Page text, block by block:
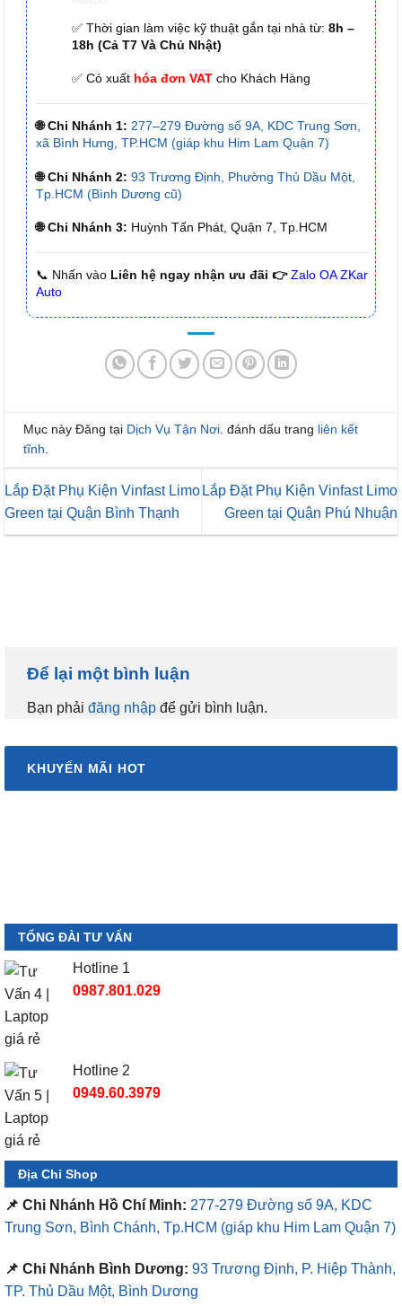
✅ Thời gian làm việc kỹ thuật gắn tại nhà từ: 8h –
18h (Cả T7 Và Chủ Nhật)
✅ Có xuất hóa đơn VAT cho Khách Hàng
🌐 Chi Nhánh 1: 277–279 Đường số 9A, KDC Trung Sơn,
xã Bình Hưng, TP.HCM (giáp khu Him Lam Quận 7)
🌐 Chi Nhánh 2: 93 Trương Định, Phường Thủ Dầu Một,
Tp.HCM (Bình Dương cũ)
🌐 Chi Nhánh 3: Huỳnh Tấn Phát, Quận 7, Tp.HCM
📞 Nhấn vào Liên hệ ngay nhận ưu đãi 👉 Zalo OA ZKar
Auto
Mục này Đăng tại Dịch Vụ Tận Nơi. đánh dấu trang liên kết
tĩnh.
Lắp Đặt Phụ Kiện Vinfast Limo
Green tại Quận Bình Thạnh
Lắp Đặt Phụ Kiện Vinfast Limo
Green tại Quận Phú Nhuận
Để lại một bình luận
Bạn phải đăng nhập để gửi bình luận.
KHUYẾN MÃI HOT
TỔNG ĐÀI TƯ VẤN
Hotline 1
0987.801.029
Hotline 2
0949.60.3979
Địa Chỉ Shop
📌 Chi Nhánh Hồ Chí Minh: 277-279 Đường số 9A, KDC
Trung Sơn, Bình Chánh, Tp.HCM (giáp khu Him Lam Quận 7)
📌 Chi Nhánh Bình Dương: 93 Trương Định, P. Hiệp Thành,
TP. Thủ Dầu Một, Bình Dương